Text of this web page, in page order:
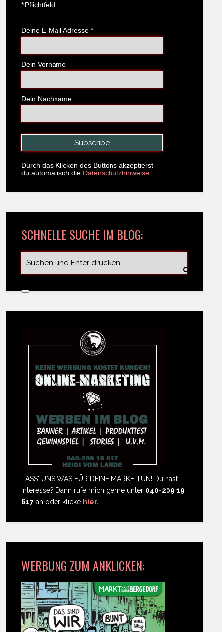
*Pflichtfeld
Deine E-Mail Adresse *
Dein Vorname
Dein Nachname
Durch das Klicken des Buttons akzeptierst
du automatisch die Datenschutzhinweise.
SCHNELLE SUCHE IM BLOG:
LASS' UNS WAS FÜR DEINE MARKE TUN! Du hast
Interesse? Dann rufe mich gerne unter 040-209 19
617 an oder klicke hier.
WERBUNG ZUM ANKLICKEN: